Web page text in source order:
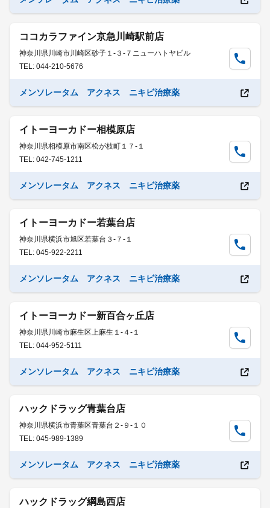
ココカラファイン京急川崎駅前店
神奈川県川崎市川崎区砂子１-３-７ニューハトヤビル
TEL: 044-210-5676
メンソレータム アクネス ニキビ治療薬
イトーヨーカドー相模原店
神奈川県相模原市南区松が枝町１７-１
TEL: 042-745-1211
メンソレータム アクネス ニキビ治療薬
イトーヨーカドー若葉台店
神奈川県横浜市旭区若葉台３-７-１
TEL: 045-922-2211
メンソレータム アクネス ニキビ治療薬
イトーヨーカドー新百合ヶ丘店
神奈川県川崎市麻生区上麻生１-４-１
TEL: 044-952-5111
メンソレータム アクネス ニキビ治療薬
ハックドラッグ青葉台店
神奈川県横浜市青葉区青葉台２-９-１０
TEL: 045-989-1389
メンソレータム アクネス ニキビ治療薬
ハックドラッグ綱島西店